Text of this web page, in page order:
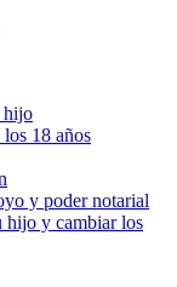
hijo
18 años
y poder notarial
hijo y cambiar los